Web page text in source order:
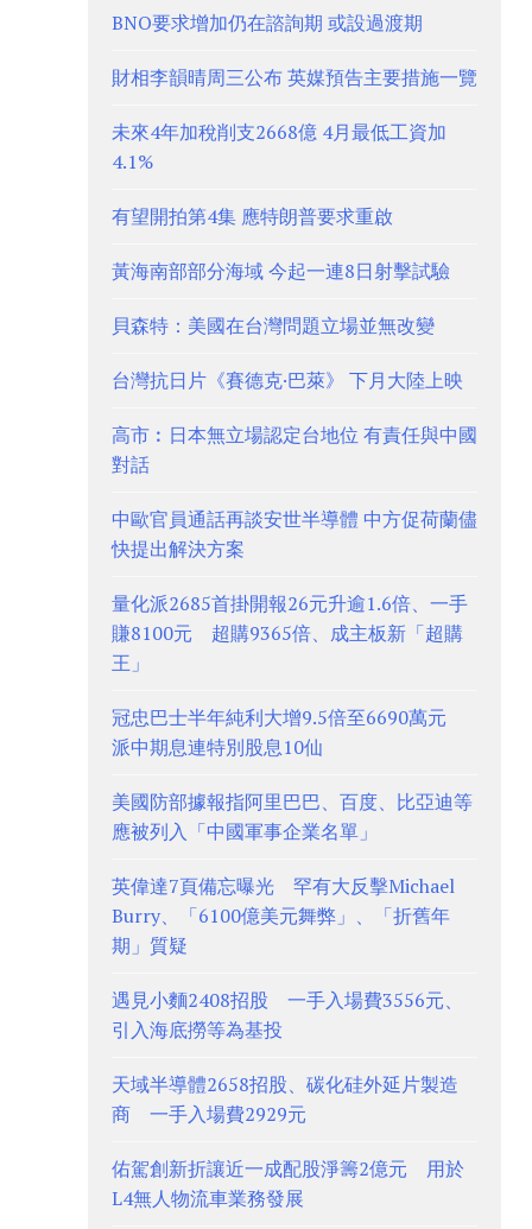
BNO要求增加仍在諮詢期 或設過渡期
財相李韻晴周三公布 英媒預告主要措施一覽
未來4年加稅削支2668億 4月最低工資加
4.1%
有望開拍第4集 應特朗普要求重啟
黃海南部部分海域 今起一連8日射擊試驗
貝森特：美國在台灣問題立場並無改變
台灣抗日片《賽德克·巴萊》 下月大陸上映
高市︰日本無立場認定台地位 有責任與中國
對話
中歐官員通話再談安世半導體 中方促荷蘭儘
快提出解決方案
量化派2685首掛開報26元升逾1.6倍、一手
賺8100元 超購9365倍、成主板新「超購
王」
冠忠巴士半年純利大增9.5倍至6690萬元
派中期息連特別股息10仙
美國防部據報指阿里巴巴、百度、比亞迪等
應被列入「中國軍事企業名單」
英偉達7頁備忘曝光 罕有大反擊Michael
Burry、「6100億美元舞弊」、「折舊年
期」質疑
遇見小麵2408招股 一手入場費3556元、
引入海底撈等為基投
天域半導體2658招股、碳化硅外延片製造
商 一手入場費2929元
佑駕創新折讓近一成配股淨籌2億元 用於
L4無人物流車業務發展